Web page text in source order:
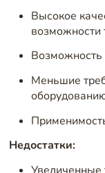
Высокое
возможности
Меньшие
Недостатки: